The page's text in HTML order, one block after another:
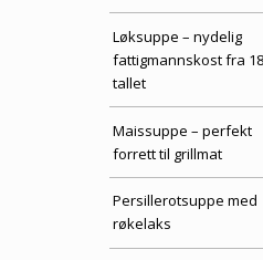
Løksuppe – nydelig
fattigmannskost fra
tallet
Maissuppe – perfekt
forrett til grillmat
Persillerotsuppe med
røkelaks